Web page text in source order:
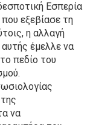
Εσπερία
εξεβίασε τη
η αλλαγή
έμελλε να
πεδίο του
να